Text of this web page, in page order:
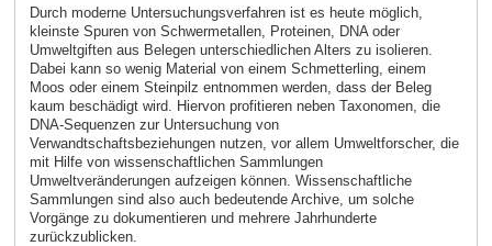
Durch moderne Untersuchungsverfahren ist es heute möglich,
kleinste Spuren von Schwermetallen, Proteinen, DNA oder
Umweltgiften aus Belegen unterschiedlichen Alters zu isolieren.
Dabei kann so wenig Material von einem Schmetterling, einem
Moos oder einem Steinpilz entnommen werden, dass der Beleg
kaum beschädigt wird. Hiervon profitieren neben Taxonomen, die
DNA-Sequenzen zur Untersuchung von
Verwandtschaftsbeziehungen nutzen, vor allem Umweltforscher, die
mit Hilfe von wissenschaftlichen Sammlungen
Umweltveränderungen aufzeigen können. Wissenschaftliche
Sammlungen sind also auch bedeutende Archive, um solche
Vorgänge zu dokumentieren und mehrere Jahrhunderte
zurückzublicken.